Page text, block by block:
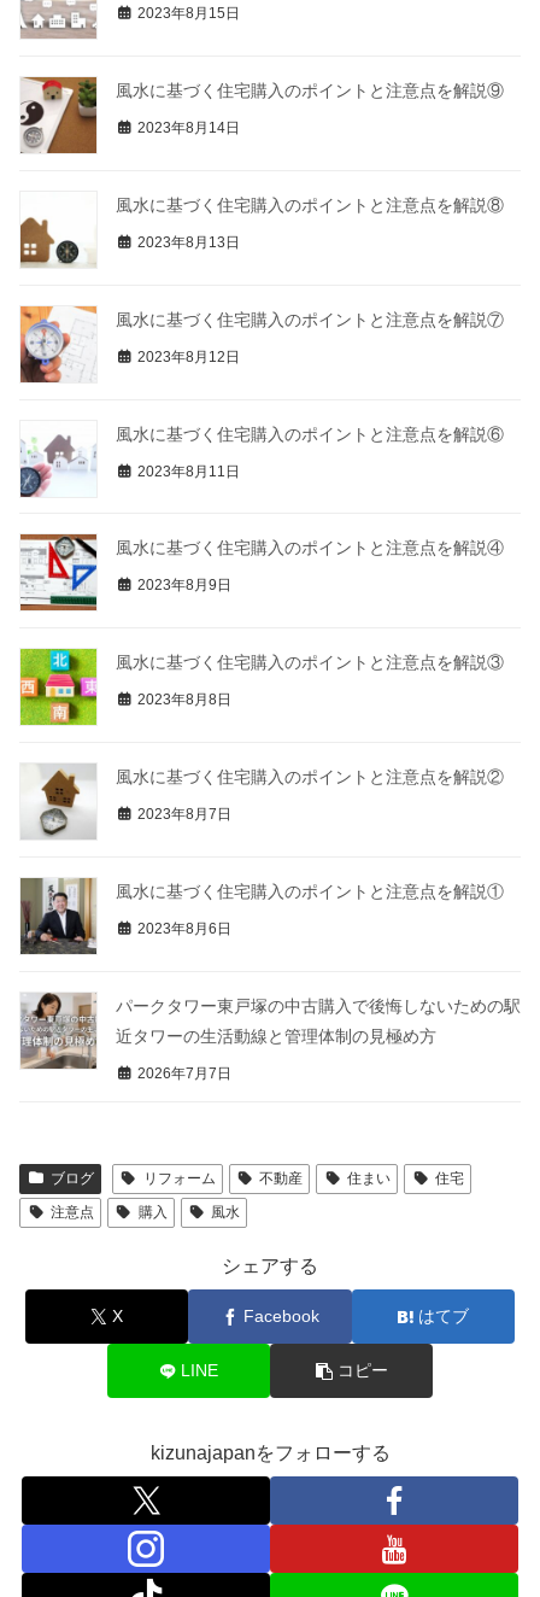
2023年8月15日
風水に基づく住宅購入のポイントと注意点を解説⑨
2023年8月14日
風水に基づく住宅購入のポイントと注意点を解説⑧
2023年8月13日
風水に基づく住宅購入のポイントと注意点を解説⑦
2023年8月12日
風水に基づく住宅購入のポイントと注意点を解説⑥
2023年8月11日
風水に基づく住宅購入のポイントと注意点を解説④
2023年8月9日
風水に基づく住宅購入のポイントと注意点を解説③
2023年8月8日
風水に基づく住宅購入のポイントと注意点を解説②
2023年8月7日
風水に基づく住宅購入のポイントと注意点を解説①
2023年8月6日
パークタワー東戸塚の中古購入で後悔しないための駅
近タワーの生活動線と管理体制の見極め方
2026年7月7日
ブログ リフォーム 不動産 住まい
住宅
注意点
購入 風水
シェアする
X Facebook はてブ
LINE コピー
kizunajapanをフォローする